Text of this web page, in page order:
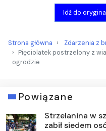
Idź do
Strona główna
Zdarzenia z
Pięciolatek postrzelony z
ogrodzie
Powiązane
Strzelanina w
zabił siedem